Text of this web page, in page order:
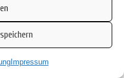
Impressum